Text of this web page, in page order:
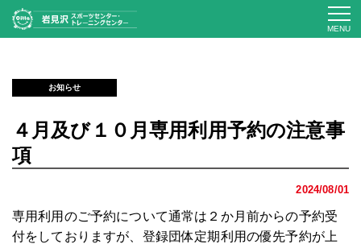
MENU
お知らせ
４月及び１０月専用利用予約の注意事
項
2024/08/01
専用利用のご予約について通常は２か月前からの予約受
付をしておりますが、登録団体定期利用の優先予約が上